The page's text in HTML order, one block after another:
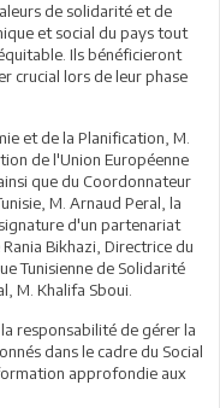
de solidarité et de
et social du pays tout
Ils bénéficieront
crucial lors de leur phase
et de la Planification, M.
de l'Union Européenne
que du Coordonnateur
M. Arnaud Peral, la
d'un partenariat
Bikhazi, Directrice du
Tunisienne de Solidarité
M. Khalifa Sboui.
responsabilité de gérer la
dans le cadre du Social
approfondie aux